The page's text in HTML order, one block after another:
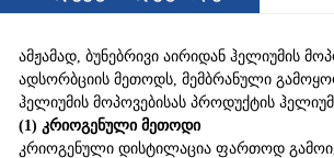
ამჟამად, ბუნებრივი აირიდან ჰელიუმის
ადსორბციის მეთოდს, მემბრანული
ჰელიუმის მოპოვებისას პროდუქტის
(1) კრიოგენული მეთოდი
კრიოგენული დისტილაცია ფართოდ